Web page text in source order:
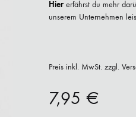
Hier erfährst du mehr
unserem Unternehmen
Preis inkl. MwSt. zzgl.
7,95 €